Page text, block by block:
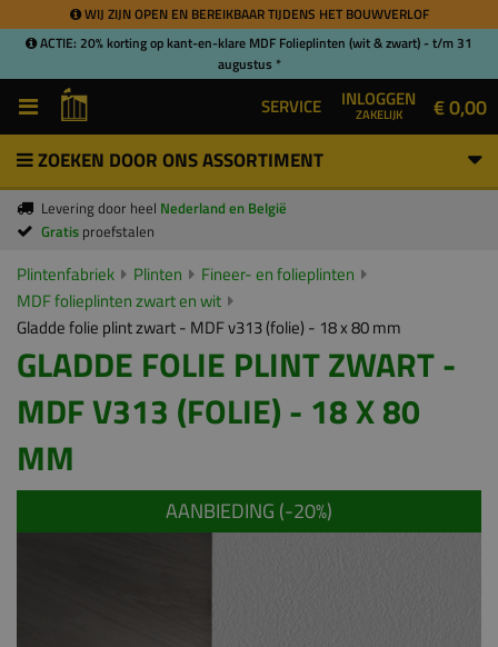
WIJ ZIJN OPEN EN BEREIKBAAR TIJDENS HET BOUWVERLOF
ACTIE: 20% korting op kant-en-klare MDF Folieplinten (wit & zwart) - t/m 31
augustus *
SERVICE INLOGGEN
ZAKELIJK € 0,00
ZOEKEN DOOR ONS ASSORTIMENT
Levering door heel Nederland en België
Gratis proefstalen
Plintenfabriek Plinten
Fineer- en folieplinten
MDF folieplinten zwart en wit
Gladde folie plint zwart - MDF v313 (folie) - 18 x 80 mm
GLADDE FOLIE PLINT ZWART -
MDF V313 (FOLIE) - 18 X 80
MM
AANBIEDING (-20%)